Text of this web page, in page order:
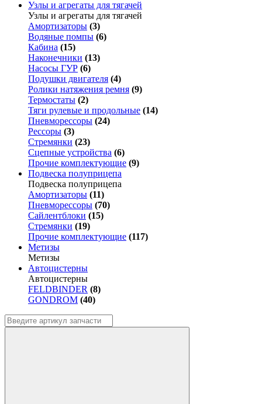
Узлы и агрегаты для тягачей
Узлы и агрегаты для тягачей
Амортизаторы (3)
Водяные помпы (6)
Кабина (15)
Наконечники (13)
Насосы ГУР (6)
Подушки двигателя (4)
Ролики натяжения ремня (9)
Термостаты (2)
Тяги рулевые и продольные (14)
Пневморессоры (24)
Рессоры (3)
Стремянки (23)
Сцепные устройства (6)
Прочие комплектующие (9)
Подвеска полуприцепа
Подвеска полуприцепа
Амортизаторы (11)
Пневморессоры (70)
Сайлентблоки (15)
Стремянки (19)
Прочие комплектующие (117)
Метизы
Метизы
Автоцистерны
Автоцистерны
FELDBINDER (8)
GONDROM (40)